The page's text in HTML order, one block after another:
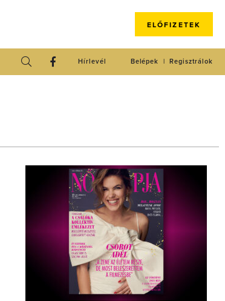
ELŐFIZETEK
Regisztrálok
Belépek
Hírlevél